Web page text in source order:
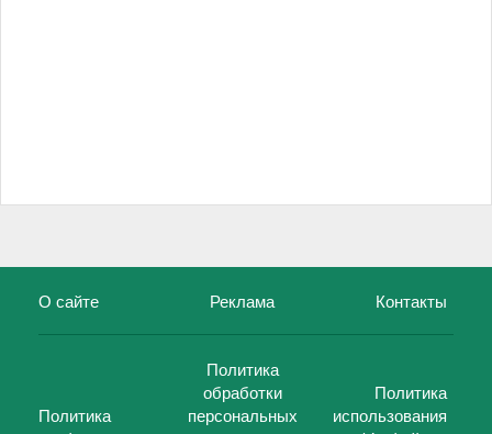
О сайте Реклама Контакты
Политика
Политика
обработки
персональных
Политика
использования